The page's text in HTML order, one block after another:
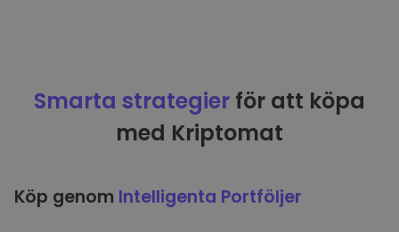
Smarta strategier för att köpa
med Kriptomat
Köp genom Intelligenta Portföljer